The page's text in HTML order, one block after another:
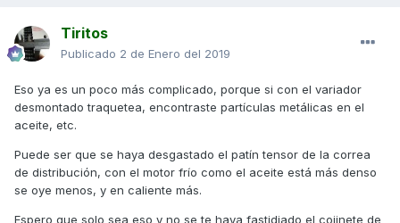
Tiritos
Publicado 2 de Enero del 2019
Eso ya es un poco más complicado, porque si con el variador
desmontado traquetea, encontraste partículas metálicas en el
aceite, etc.
Puede ser que se haya desgastado el patín tensor de la correa
de distribución, con el motor frío como el aceite está más denso
se oye menos, y en caliente más.
Espero que solo sea eso y no se te haya fastidiado el cojinete de